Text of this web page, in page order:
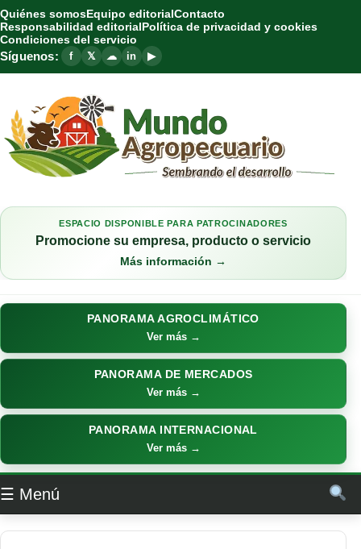
Quiénes somosEquipo editorialContacto
Responsabilidad editorialPolítica de privacidad y cookies
Condiciones del servicio
Síguenos: f 𝕏 ☁ in ▶
ESPACIO DISPONIBLE PARA PATROCINADORES
Promocione su empresa, producto o servicio
Más información →
PANORAMA AGROCLIMÁTICO
Ver más →
PANORAMA DE MERCADOS
Ver más →
PANORAMA INTERNACIONAL
Ver más →
☰ Menú